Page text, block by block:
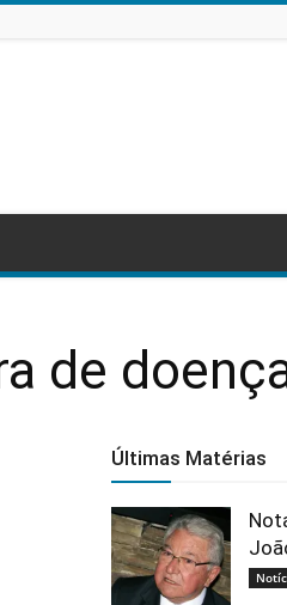
de
Últimas Matérias